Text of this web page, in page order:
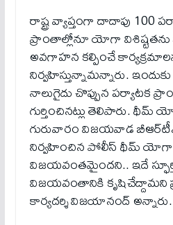
రాష్ట్ర వ్యాప్తంగా దాదాపు 100
ప్రాంతాల్లోనూ యోగా
అవ‌గాహ‌న క‌ల్పించే
నిర్వ‌హిస్తున్నామ‌న్నారు.
నాలుగైదు చొప్పున ప‌ర్యాట‌క
గుర్తించిన‌ట్లు తెలిపారు.
గురువారం విజ‌య‌వాడ
నిర్వ‌హించిన పోలీస్ థీమ్ యోగా
విజ‌య‌వంత‌మైంద‌ని.. ఇదే
విజ‌య‌వంతానికి కృషిచేద్దామ‌ని
కార్య‌ద‌ర్శి విజ‌యానంద్ అన్నారు.